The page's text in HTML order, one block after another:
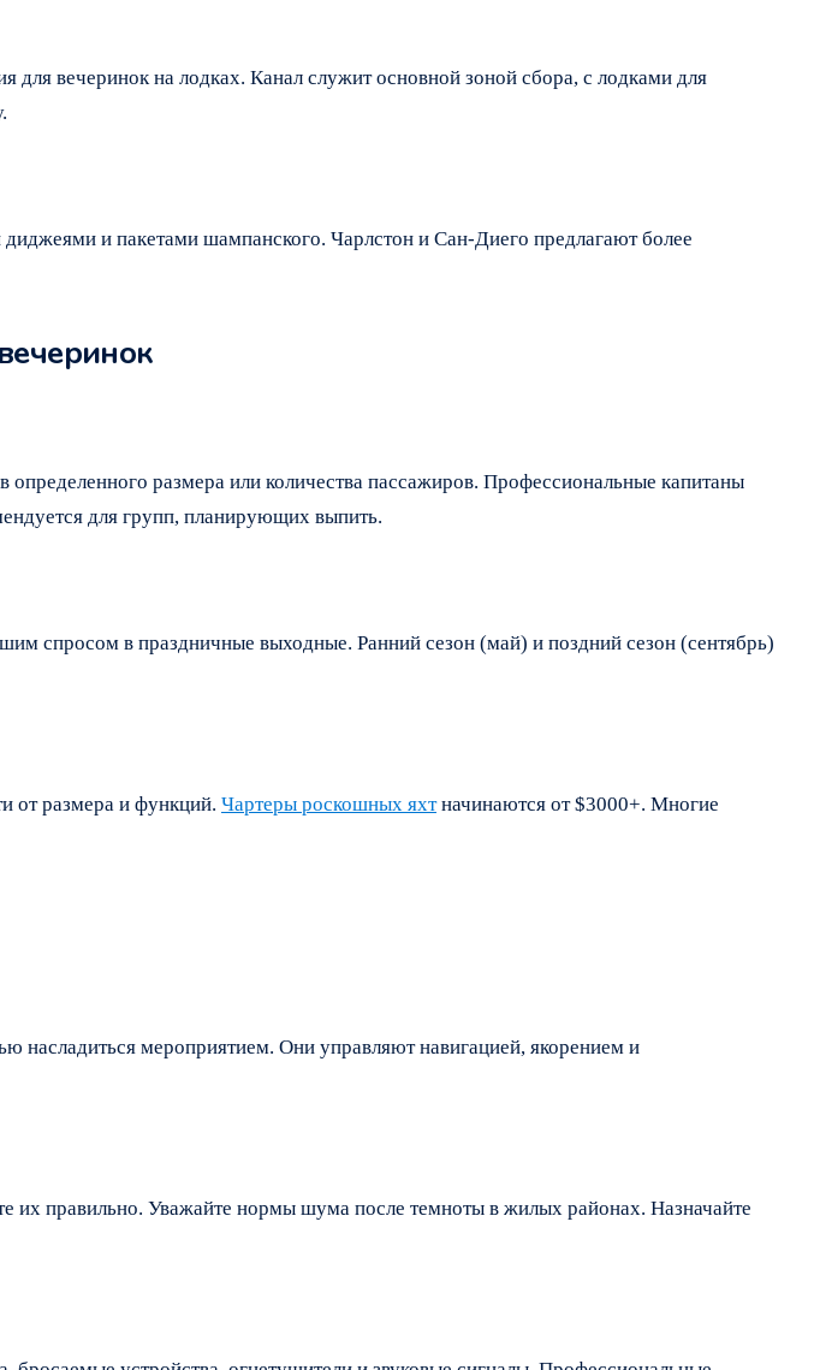
вечеринок на лодках. Канал служит основной зоной сбора, с лодками для
и пакетами шампанского. Чарлстон и Сан-Диего предлагают более
размера или количества пассажиров. Профессиональные капитаны
для групп, планирующих выпить.
спросом в праздничные выходные. Ранний сезон (май) и поздний сезон (сентябрь)
от размера и функций. Чартеры роскошных яхтначинаются от $3000+. Многие
насладиться мероприятием. Они управляют навигацией, якорением и
их правильно. Уважайте нормы шума после темноты в жилых районах. Назначайте